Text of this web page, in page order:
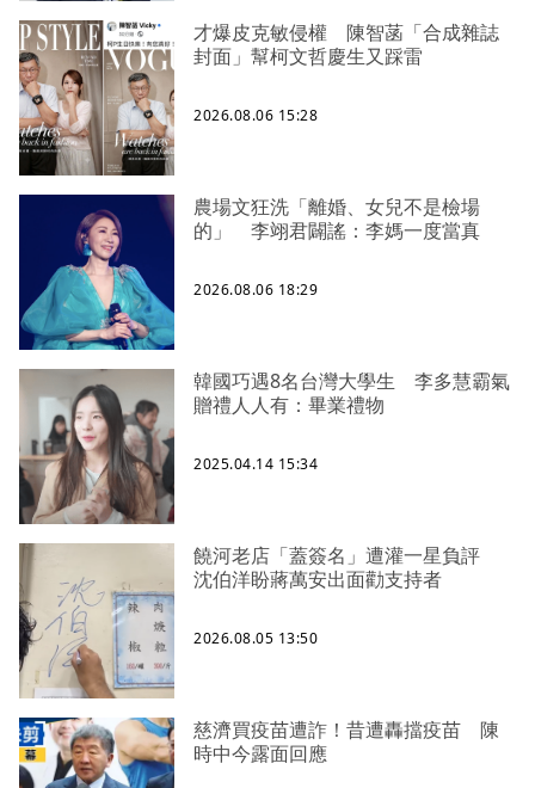
才爆皮克敏侵權 陳智菡「合成雜誌
封面」幫柯文哲慶生又踩雷
2026.08.06 15:28
農場文狂洗「離婚、女兒不是檢場
的」 李翊君闢謠：李媽一度當真
2026.08.06 18:29
韓國巧遇8名台灣大學生 李多慧霸氣
贈禮人人有：畢業禮物
2025.04.14 15:34
饒河老店「蓋簽名」遭灌一星負評
沈伯洋盼蔣萬安出面勸支持者
2026.08.05 13:50
慈濟買疫苗遭詐！昔遭轟擋疫苗 陳
時中今露面回應